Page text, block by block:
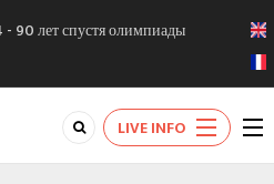
90 лет спустя олимпиады
закрыт 11 января 2013
- Русское Шамони. Мы
LIVE INFO